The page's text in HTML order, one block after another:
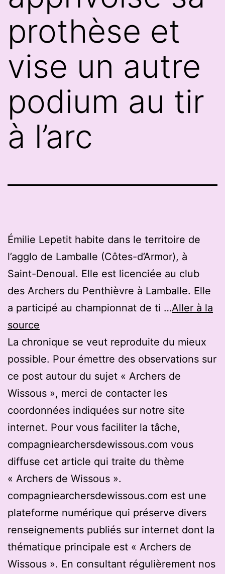
prothèse et
vise un autre
podium au tir
à l’arc
Émilie Lepetit habite dans le territoire de
l’agglo de Lamballe (Côtes-d’Armor), à
Saint-Denoual. Elle est licenciée au club
des Archers du Penthièvre à Lamballe. Elle
a participé au championnat de ti …Aller à la
source
La chronique se veut reproduite du mieux
possible. Pour émettre des observations sur
ce post autour du sujet « Archers de
Wissous », merci de contacter les
coordonnées indiquées sur notre site
internet. Pour vous faciliter la tâche,
compagniearchersdewissous.com vous
diffuse cet article qui traite du thème
« Archers de Wissous ».
compagniearchersdewissous.com est une
plateforme numérique qui préserve divers
renseignements publiés sur internet dont la
thématique principale est « Archers de
Wissous ». En consultant régulièrement nos